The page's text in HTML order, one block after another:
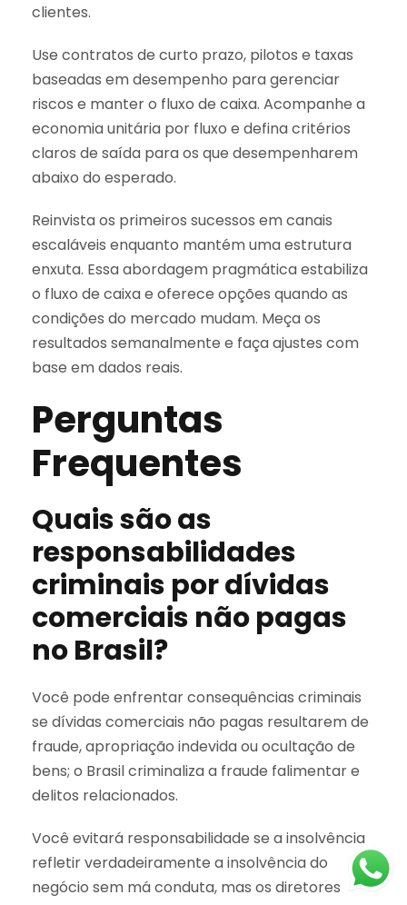
clientes.
Use contratos de curto prazo, pilotos e taxas
baseadas em desempenho para gerenciar
riscos e manter o fluxo de caixa. Acompanhe a
economia unitária por fluxo e defina critérios
claros de saída para os que desempenharem
abaixo do esperado.
Reinvista os primeiros sucessos em canais
escaláveis enquanto mantém uma estrutura
enxuta. Essa abordagem pragmática estabiliza
o fluxo de caixa e oferece opções quando as
condições do mercado mudam. Meça os
resultados semanalmente e faça ajustes com
base em dados reais.
Perguntas
Frequentes
Quais são as
responsabilidades
criminais por dívidas
comerciais não pagas
no Brasil?
Você pode enfrentar consequências criminais
se dívidas comerciais não pagas resultarem de
fraude, apropriação indevida ou ocultação de
bens; o Brasil criminaliza a fraude falimentar e
delitos relacionados.
Você evitará responsabilidade se a insolvência
refletir verdadeiramente a insolvência do
negócio sem má conduta, mas os diretores